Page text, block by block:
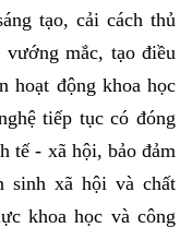
tạo, cải cách thủ
mắc, tạo điều
hoạt động khoa học
tiếp tục có đóng
tế - xã hội, bảo đảm
sinh xã hội và chất
khoa học và công